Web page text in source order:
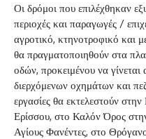
Οι δρόμοι που επιλέχθηκαν
περιοχές και παραγωγές /
αγροτικό, κτηνοτροφικό και
θα πραγματοποιηθούν στα
οδών, προκειμένου να
διερχόμενων οχημάτων και
εργασίες θα εκτελεστούν
Ερίσσου, στο Καλόν Όρος
Αγίους Φανέντες, στο